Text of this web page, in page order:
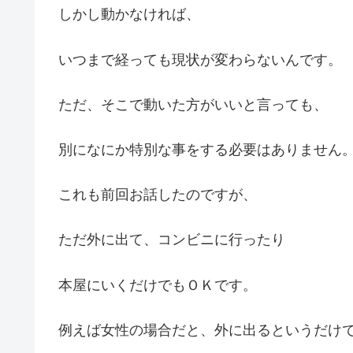
しかし動かなければ、
いつまで経っても現状が変わらないんです。
ただ、そこで動いた方がいいと言っても、
別になにか特別な事をする必要はありません。
これも前回お話したのですが、
ただ外に出て、コンビニに行ったり
本屋にいくだけでもＯＫです。
例えば女性の場合だと、外に出るというだけで